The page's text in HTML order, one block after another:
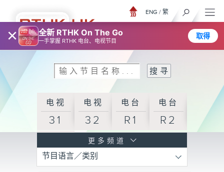
× 全新 RTHK On The Go
一手掌握 RTHK 电台、电视节目
取得
ENG / 繁
电视
31
电视
32
电台
R1
电台
R2
R3
更多频道
节目语言／类别